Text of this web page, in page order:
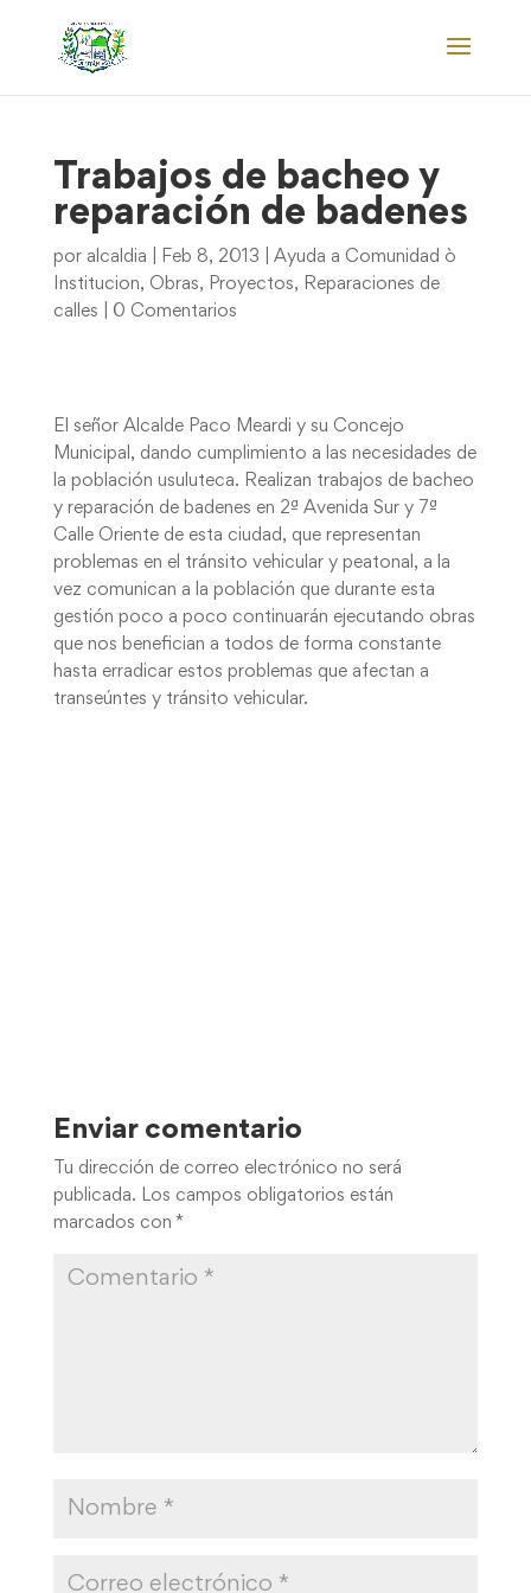
Trabajos de bacheo y
reparación de badenes
por alcaldia Feb 8, 2013
Ayuda a Comunidad ò
Institucion, Obras, Proyectos, Reparaciones de
calles
0 Comentarios
El señor Alcalde Paco Meardi y su Concejo
Municipal, dando cumplimiento a las necesidades de
la población usuluteca. Realizan trabajos de bacheo
y reparación de badenes en 2ª Avenida Sur y 7ª
Calle Oriente de esta ciudad, que representan
problemas en el tránsito vehicular y peatonal, a la
vez comunican a la población que durante esta
gestión poco a poco continuarán ejecutando obras
que nos benefician a todos de forma constante
hasta erradicar estos problemas que afectan a
transeúntes y tránsito vehicular.
Enviar comentario
Tu dirección de correo electrónico no será
publicada. Los campos obligatorios están
marcados con *